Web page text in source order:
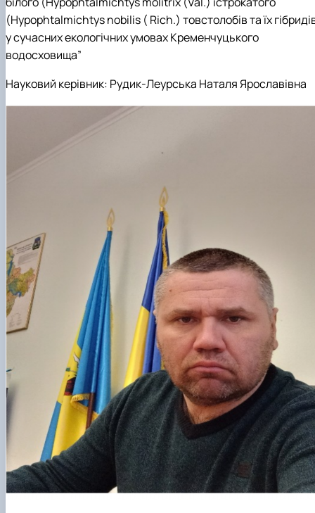
(Hypophtalmichtys nobilis ( Rich.) товстолобів та їх
у сучасних екологічних умовах Кременчуцького
водосховища”
Науковий керівник: Рудик-Леурська Наталя Ярославівна